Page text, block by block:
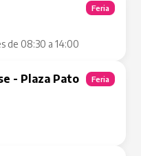
de 08:30 a 14:00
Feria
- Plaza Pato
Feria